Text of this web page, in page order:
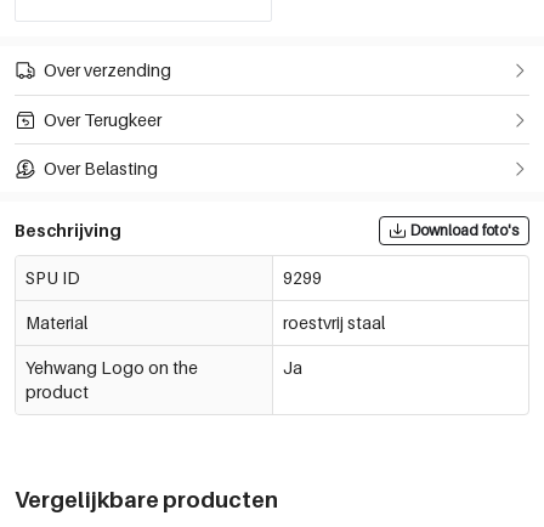
Over verzending
Over Terugkeer
Over Belasting
Beschrijving Download foto's
SPU ID 9299
Material roestvrij staal
Yehwang Logo on the
product
Ja
Vergelijkbare producten